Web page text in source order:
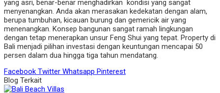
yang asri, benar-benar menghadirkan kondisi yang sangat
menyenangkan. Anda akan merasakan kedekatan dengan alam,
berupa tumbuhan, kicauan burung dan gemericik air yang
menenangkan. Konsep bangunan sangat ramah lingkungan
dengan tetap menerapkan unsur Feng Shui yang tepat. Property di
Bali menjadi pilihan investasi dengan keuntungan mencapai 50
persen dalam dua hingga tiga tahun mendatang.
Facebook Twitter Whatsapp Pinterest
Blog Terkait